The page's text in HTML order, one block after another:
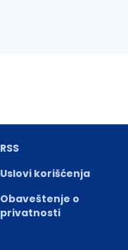
RSS
Uslovi korišćenja
Obaveštenje o
privatnosti